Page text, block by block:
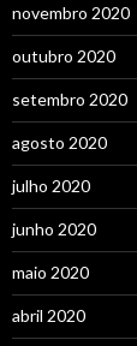
novembro 2020
outubro 2020
setembro 2020
agosto 2020
julho 2020
junho 2020
maio 2020
abril 2020